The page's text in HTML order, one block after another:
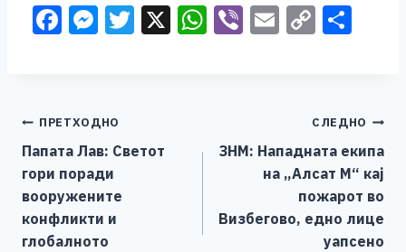
F
b
o
o
k
M
n
g
er
T X W
A
p
Vi E C
Li
n
k
Навигација
на
напис
ПРЕТХОДНО
Папата Лaв: Светот
гори поради
вооружените
конфликти и
глобалното
СЛЕДНО
ЗНМ: Нападната екипа
на „Алсат М“ кај
пожарот во
Визбегово, едно лице
уапсено